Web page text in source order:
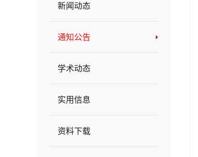
新闻动态
通知公告
学术动态
实用信息
资料下载